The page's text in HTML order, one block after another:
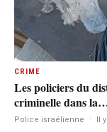
CRIME
Les policiers du
criminelle dans
Police israélienne · Il